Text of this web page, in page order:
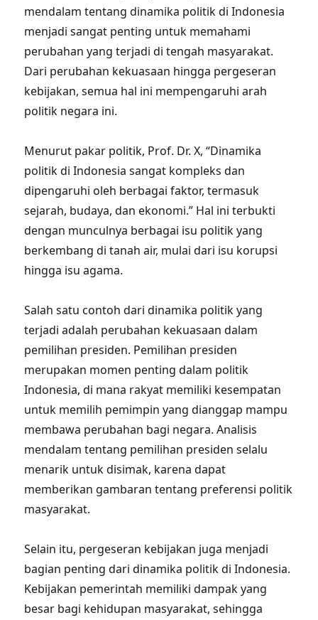
mendalam tentang dinamika politik di Indonesia
menjadi sangat penting untuk memahami
perubahan yang terjadi di tengah masyarakat.
Dari perubahan kekuasaan hingga pergeseran
kebijakan, semua hal ini mempengaruhi arah
politik negara ini.
Menurut pakar politik, Prof. Dr. X, “Dinamika
politik di Indonesia sangat kompleks dan
dipengaruhi oleh berbagai faktor, termasuk
sejarah, budaya, dan ekonomi.” Hal ini terbukti
dengan munculnya berbagai isu politik yang
berkembang di tanah air, mulai dari isu korupsi
hingga isu agama.
Salah satu contoh dari dinamika politik yang
terjadi adalah perubahan kekuasaan dalam
pemilihan presiden. Pemilihan presiden
merupakan momen penting dalam politik
Indonesia, di mana rakyat memiliki kesempatan
untuk memilih pemimpin yang dianggap mampu
membawa perubahan bagi negara. Analisis
mendalam tentang pemilihan presiden selalu
menarik untuk disimak, karena dapat
memberikan gambaran tentang preferensi politik
masyarakat.
Selain itu, pergeseran kebijakan juga menjadi
bagian penting dari dinamika politik di Indonesia.
Kebijakan pemerintah memiliki dampak yang
besar bagi kehidupan masyarakat, sehingga